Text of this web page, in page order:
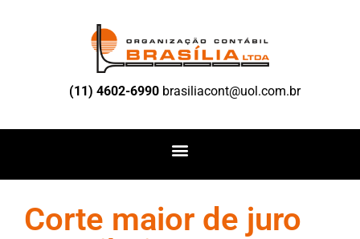
(11) 4602-6990 brasiliacont@uol.com.br
Corte maior de juro